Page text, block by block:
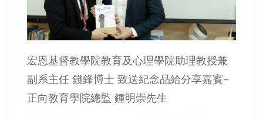
宏恩基督教學院教育及心理學院助理教授兼
副系主任 錢鋒博士 致送紀念品給分享嘉賓–
正向教育學院總監 鍾明崇先生